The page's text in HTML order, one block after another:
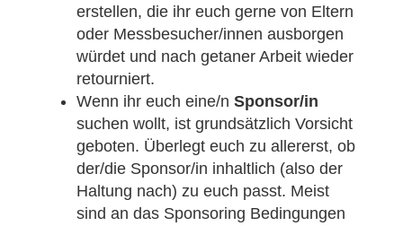
erstellen, die ihr euch gerne von Eltern
oder Messbesucher/innen ausborgen
würdet und nach getaner Arbeit wieder
retourniert.
Wenn ihr euch eine/n Sponsor/in
suchen wollt, ist grundsätzlich Vorsicht
geboten. Überlegt euch zu allererst, ob
der/die Sponsor/in inhaltlich (also der
Haltung nach) zu euch passt. Meist
sind an das Sponsoring Bedingungen